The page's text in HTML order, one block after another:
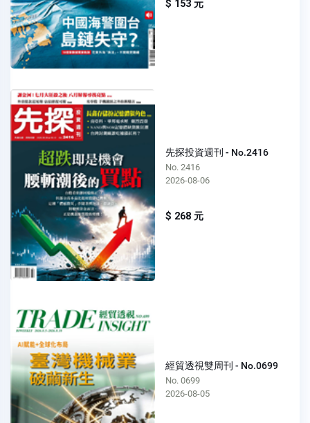
$ 153 元
先探投資週刊 - No.2416
No. 2416
2026-08-06
$ 268 元
經貿透視雙周刊 - No.0699
No. 0699
2026-08-05